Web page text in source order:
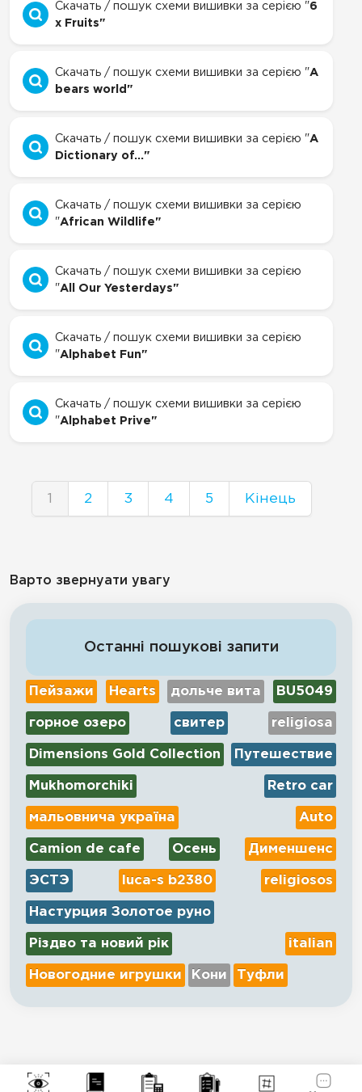
Скачать / пошук схеми вишивки за серією "6
x Fruits"
Скачать / пошук схеми вишивки за серією "A
bears world"
Скачать / пошук схеми вишивки за серією "A
Dictionary of..."
Скачать / пошук схеми вишивки за серією
"African Wildlife"
Скачать / пошук схеми вишивки за серією
"All Our Yesterdays"
Скачать / пошук схеми вишивки за серією
"Alphabet Fun"
Скачать / пошук схеми вишивки за серією
"Alphabet Prive"
1 2 3 4 5 Кінець
Варто звернуати увагу
Останні пошукові запити
Пейзажи Hearts дольче вита BU5049
горное озеро свитер religiosa
Dimensions Gold Collection Путешествие
Mukhomorchiki Retro car
мальовнича україна Auto
Camion de cafe Осень Дименшенс
ЭСТЭ luca-s b2380 religiosos
Настурция Золотое руно
Різдво та новий рік italian
Новогодние игрушки Кони Туфли